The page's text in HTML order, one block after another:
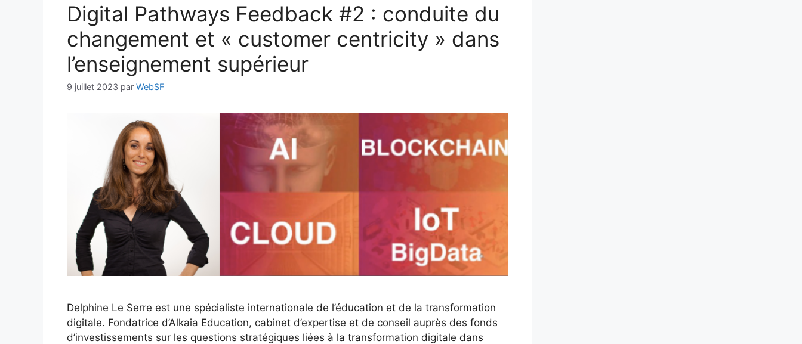
Digital Pathways Feedback #2 : conduite du
changement et « customer centricity » dans
l’enseignement supérieur
9 juillet 2023 par WebSF
Delphine Le Serre est une spécialiste internationale de l’éducation et de la transformation
digitale. Fondatrice d’Alkaia Education, cabinet d’expertise et de conseil auprès des fonds
d’investissements sur les questions stratégiques liées à la transformation digitale dans